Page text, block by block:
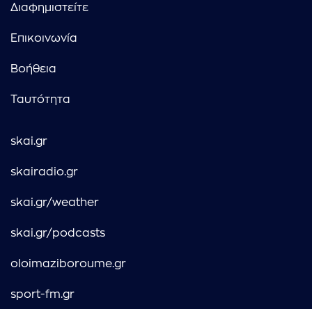
Διαφημιστείτε
Επικοινωνία
Βοήθεια
Ταυτότητα
skai.gr
skairadio.gr
skai.gr/weather
skai.gr/podcasts
oloimaziboroume.gr
sport-fm.gr